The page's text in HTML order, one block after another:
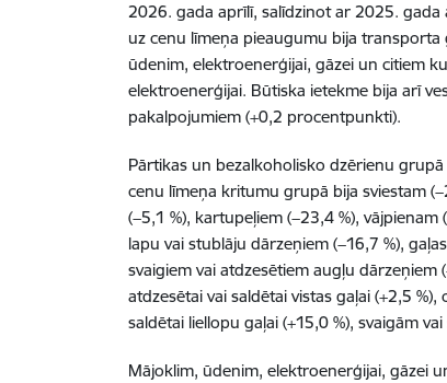
2026. gada aprīlī, salīdzinot ar 2025. gada
uz cenu līmeņa pieaugumu bija
ūdenim, elektroenerģijai, gāzei un citiem
elektroenerģijai. Būtiska ietekme bija arī
pakalpojumiem (+0,2 procentpunkti).
Pārtikas un bezalkoholisko dzērienu
cenu līmeņa kritumu grupā bija sviestam
(−5,1 %), kartupeļiem (−23,4 %), vājpienam
lapu vai stublāju dārzeņiem (−16,7 %),
svaigiem vai atdzesētiem augļu dārzeņiem
atdzesētai vai saldētai vistas gaļai (+2,5
saldētai liellopu gaļai (+15,0 %), svaigām
Mājoklim, ūdenim, elektroenerģijai, gāzei